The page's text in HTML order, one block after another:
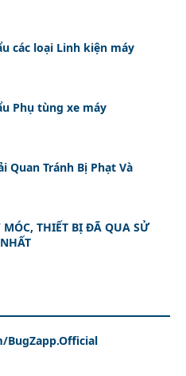
các loại Linh kiện máy
Phụ tùng xe máy
Quan Tránh Bị Phạt Và
THIẾT BỊ ĐÃ QUA SỬ